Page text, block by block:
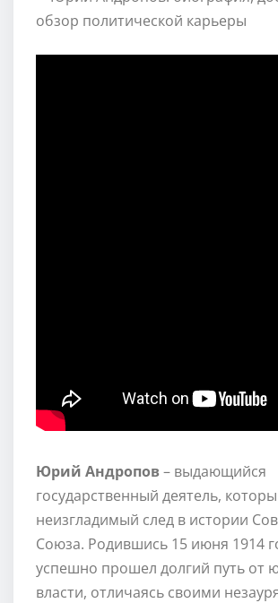
Юрий Андропов– выдающийся
государственный деятель,
неизгладимый след в истории
Союза. Родившись 15 июня 1914
успешно прошел долгий путь от
власти, отличаясь своими